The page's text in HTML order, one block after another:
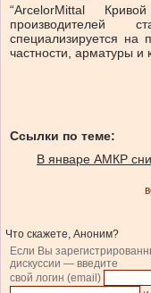
“ArcelorMittal
производителей
специализируется на
частности, арматуры и
Ссылки по теме:
В январе АМКР
Что скажете, Аноним?
Если Вы
дискуссии — введите
свой логин (email)